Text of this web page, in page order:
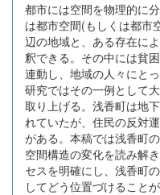
都市には空間を物理的に
は都市空間(もしくは都市
辺の地域と、ある存在に
釈できる。その中には貧
連動し、地域の人々にと
研究ではその一例として
取り上げる。浅香町は地
れていたが、住民の反対
がある。本稿では浅香町
空間構造の変化を読み解
セスを明確にし、浅香町
してどう位置づけること